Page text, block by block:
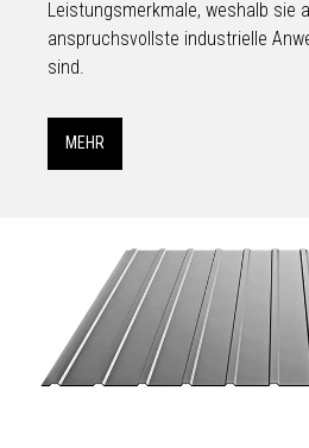
Leistungsmerkmale, weshalb sie
anspruchsvollste industrielle
sind.
MEHR